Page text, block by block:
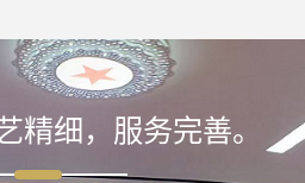
精细，服务完善。